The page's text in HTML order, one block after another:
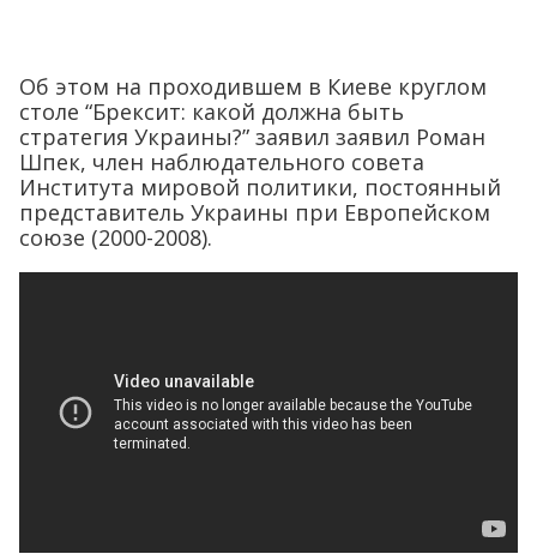
Об этом на проходившем в Киеве круглом
столе “Брексит: какой должна быть
стратегия Украины?” заявил заявил Роман
Шпек, член наблюдательного совета
Института мировой политики, постоянный
представитель Украины при Европейском
союзе (2000-2008).